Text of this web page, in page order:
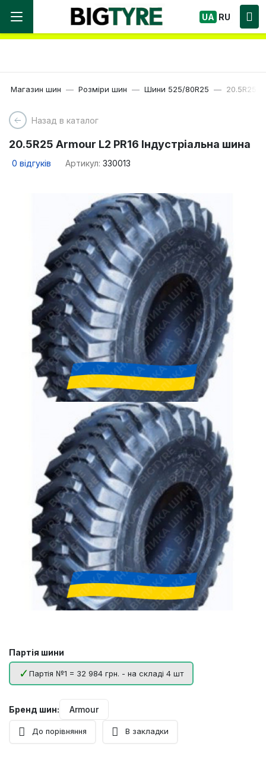
Ми працюємо! Великий вибір Шин, швидка
доставка по Україні!
UA RU
Магазин шин Розміри шин Шини 525/80R25 20.5R25
Назад в каталог
20.5R25 Armour L2 PR16 Індустріальна шина
0 відгуків Артикул: 330013
Партія шини
Партія №1 = 32 984 грн. - на складі 4 шт
Бренд шин: Armour
До порівняння В закладки